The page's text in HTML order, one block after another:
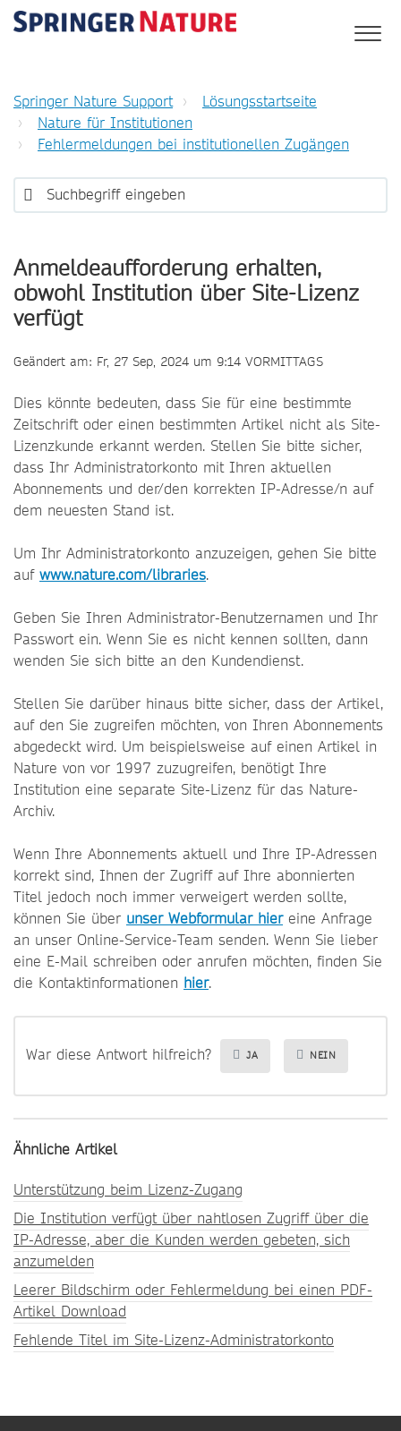
Springer Nature Support
Lösungsstartseite
Nature für Institutionen
Fehlermeldungen bei institutionellen Zugängen
Anmeldeaufforderung erhalten,
obwohl Institution über Site-Lizenz
verfügt
Geändert am: Fr, 27 Sep, 2024 um 9:14 VORMITTAGS
Dies könnte bedeuten, dass Sie für eine bestimmte
Zeitschrift oder einen bestimmten Artikel nicht als Site-
Lizenzkunde erkannt werden. Stellen Sie bitte sicher,
dass Ihr Administratorkonto mit Ihren aktuellen
Abonnements und der/den korrekten IP-Adresse/n auf
dem neuesten Stand ist.
Um Ihr Administratorkonto anzuzeigen, gehen Sie bitte
auf www.nature.com/libraries.
Geben Sie Ihren Administrator-Benutzernamen und Ihr
Passwort ein. Wenn Sie es nicht kennen sollten, dann
wenden Sie sich bitte an den Kundendienst.
Stellen Sie darüber hinaus bitte sicher, dass der Artikel,
auf den Sie zugreifen möchten, von Ihren Abonnements
abgedeckt wird. Um beispielsweise auf einen Artikel in
Nature von vor 1997 zuzugreifen, benötigt Ihre
Institution eine separate Site-Lizenz für das Nature-
Archiv.
Wenn Ihre Abonnements aktuell und Ihre IP-Adressen
korrekt sind, Ihnen der Zugriff auf Ihre abonnierten
Titel jedoch noch immer verweigert werden sollte,
können Sie über unser Webformular hiereine Anfrage
an unser Online-Service-Team senden. Wenn Sie lieber
eine E-Mail schreiben oder anrufen möchten, finden Sie
die Kontaktinformationen hier.
War diese Antwort hilfreich? JA NEIN
Ähnliche Artikel
Unterstützung beim Lizenz-Zugang
Die Institution verfügt über nahtlosen Zugriff über die
IP-Adresse, aber die Kunden werden gebeten, sich
anzumelden
Leerer Bildschirm oder Fehlermeldung bei einen PDF-
Artikel Download
Fehlende Titel im Site-Lizenz-Administratorkonto